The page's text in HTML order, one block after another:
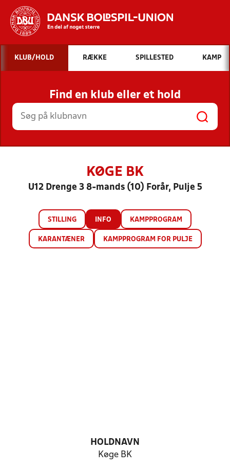
Hvad vil du søge efter?
INDHOLD OG NYHEDER
STILLINGER, RESULTATER, KLUBBER OG
HOLD
KLUB/HOLD RÆKKE SPILLESTED KAMP
Find en klub eller et hold
KØGE BK
U12 Drenge 3 8-mands (10) Forår, Pulje 5
STILLING INFO KAMPPROGRAM
KARANTÆNER KAMPPROGRAM FOR PULJE
HOLDNAVN
Køge BK